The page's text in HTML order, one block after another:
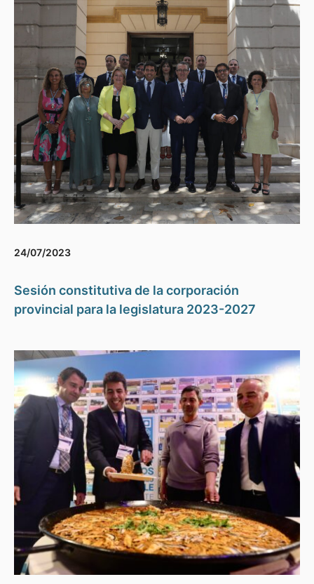
24/07/2023
Sesión constitutiva de la corporación
provincial para la legislatura 2023-2027